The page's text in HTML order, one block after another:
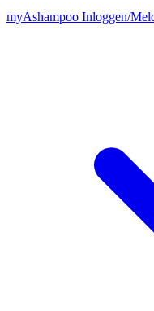
myAshampoo Inloggen/